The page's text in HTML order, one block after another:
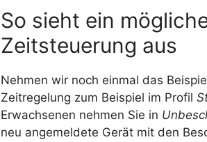
So sieht ein
Zeitsteuerung aus
Nehmen wir noch einmal das
Zeitregelung zum Beispiel im Profil
Erwachsenen nehmen Sie in
neu angemeldete Gerät mit den